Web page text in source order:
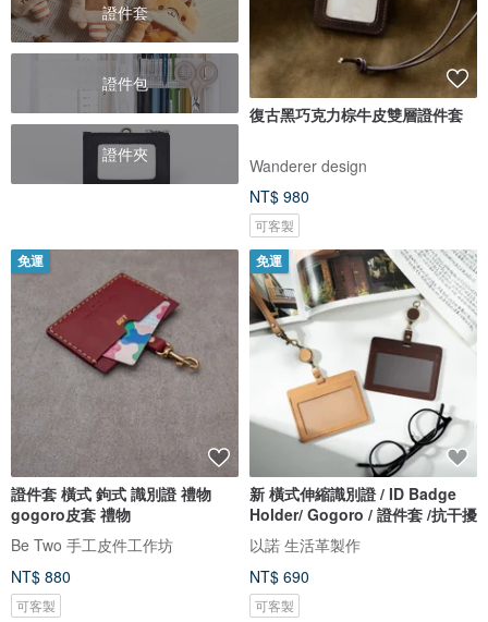
證件套
證件包
證件夾
復古黑巧克力棕牛皮雙層證件套
Wanderer design
NT$ 980
可客製
免運
證件套 橫式 鉤式 識別證 禮物
gogoro皮套 禮物
Be Two 手工皮件工作坊
NT$ 880
可客製
免運
新 橫式伸縮識別證 / ID Badge
Holder/ Gogoro / 證件套 /抗干擾
以諾 生活革製作
NT$ 690
可客製